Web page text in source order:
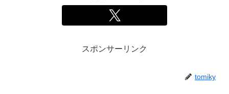
スポンサーリンク
tomiky